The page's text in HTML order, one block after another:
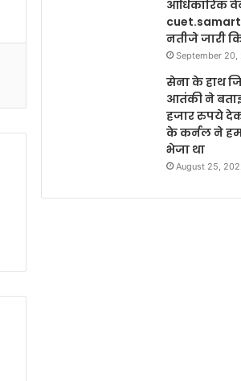
आधिकारिक
नतीजे जारी
September 20,
सेना के हाथ
आतंकी ने
हजार रुपये
के कर्नल ने
भेजा था
August 25,